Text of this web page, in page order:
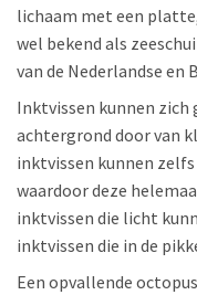
lichaam met een
wel bekend als
van de Nederlandse en
Inktvissen kunnen zich
achtergrond door van
inktvissen kunnen
waardoor deze
inktvissen die licht
inktvissen die in de
Een opvallende